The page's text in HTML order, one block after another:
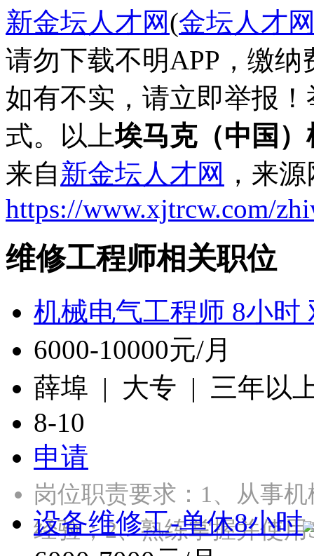
新金坛人才网(金坛人才
请勿下载不明APP，缴
如有不实，请立即举报
式。以上埃马克（中国
来自新金坛人才网 ，来
https://www.xjtrcw.com/
维修工程师相关职位
机械电气工程师 8小时
6000-10000元/月
薛埠 | 大专 | 三年以
8-10
申请
岗位职责要求：1、从事
经验；2、熟练掌握并使
设备维修工-单休8小时